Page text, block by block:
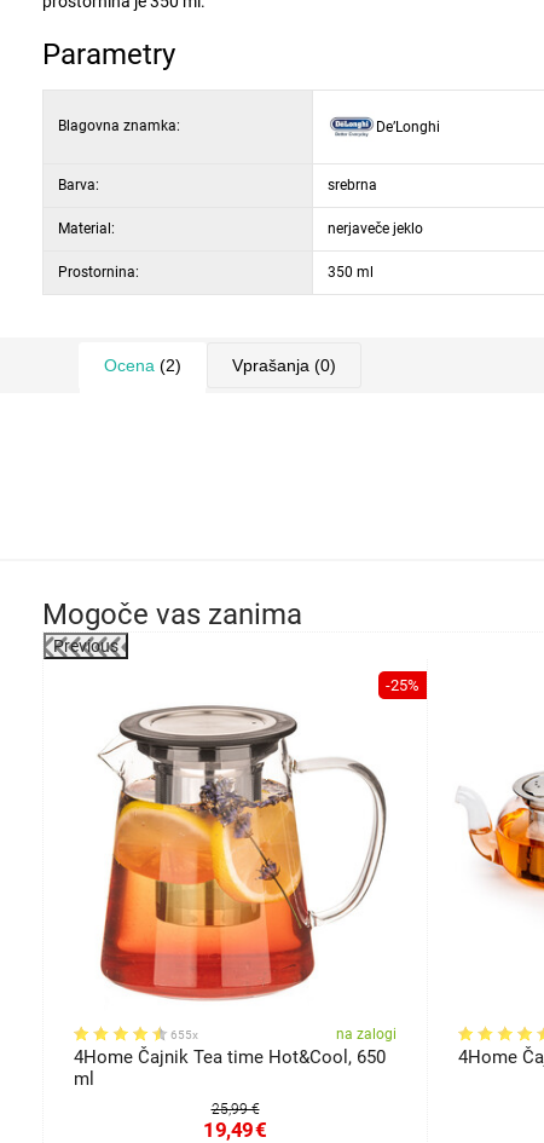
Parametry
Blagovna znamka: De’Longhi
Barva: srebrna
Material: nerjaveče jeklo
Prostornina: 350 ml
Ocena (2) Vprašanja (0)
Mogoče vas zanima
Previous
-25%
655x na zalogi
4Home Čajnik Tea time Hot&Cool, 650
ml
25,99 €
19,49€
4Home